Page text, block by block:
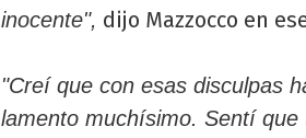
inocente", dijo Mazzocco en
"Creí que con esas disculpas
lamento muchísimo. Sentí